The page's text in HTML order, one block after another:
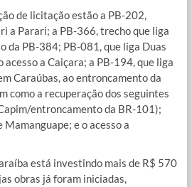
de licitação estão a PB-202,
a Parari; a PB-366, trecho que liga
da PB-384; PB-081, que liga Duas
acesso a Caiçara; a PB-194, que liga
Caraúbas, ao entroncamento da
como a recuperação dos seguintes
entroncamento da BR-101);
e o acesso a
está investindo mais de R$ 570
obras já foram iniciadas,